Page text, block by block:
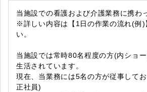
当施設での看護および介護業務に携わ
※詳しい内容は【1日の作業の流れ(例)
い。
当施設では常時80名程度の方(内ショ
生活されています。
現在、当業務には5名の方が従事して
正社員)